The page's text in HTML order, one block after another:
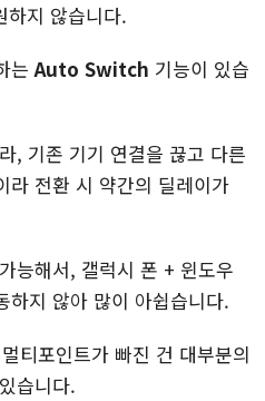
하지 않습니다.
는Auto Switch 기능이 있습
, 기존 기기 연결을 끊고 다른
라 전환 시 약간의 딜레이가
능해서, 갤럭시 폰 + 윈도우
하지 않아 많이 아쉽습니다.
티포인트가 빠진 건 대부분의
습니다.